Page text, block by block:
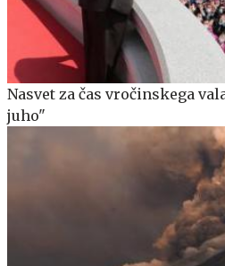
Nasvet za čas vročinskega
juho"